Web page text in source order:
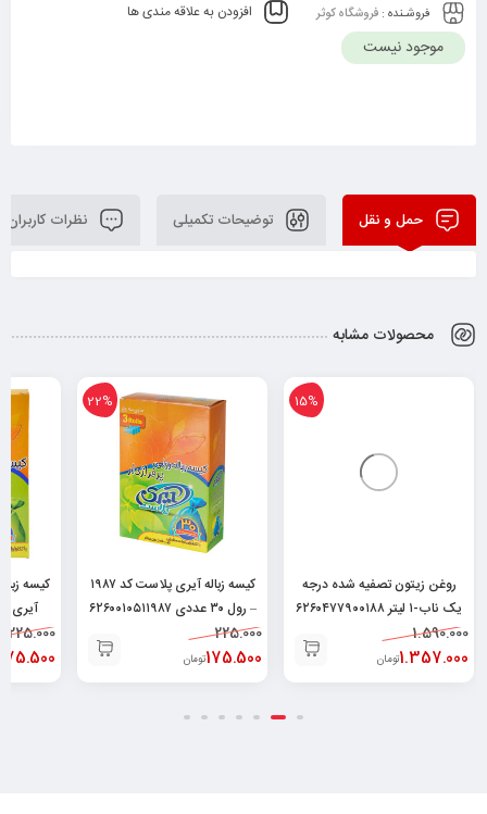
فروشـنده : فروشگاه کوثر افزودن به علاقه مندی ها
موجود نیست
حمل و نقل توضیحات تکمیلی نظرات کاربران
محصولات مشابه
15%
روغن زیتون تصفیه شده درجه
یک ناب-۱ لیتر ۶۲۶۰۴۷۷۹۰۰۱۸۸
1.590.000
1.357.000تومان
22%
کیسه زباله آیری پلاست کد ۱۹۸۷
– رول ۳۰ عددی ۶۲۶۰۰۱۰۵۱۱۹۸۷
225.000
175.500تومان
آیری پلاس
225.000